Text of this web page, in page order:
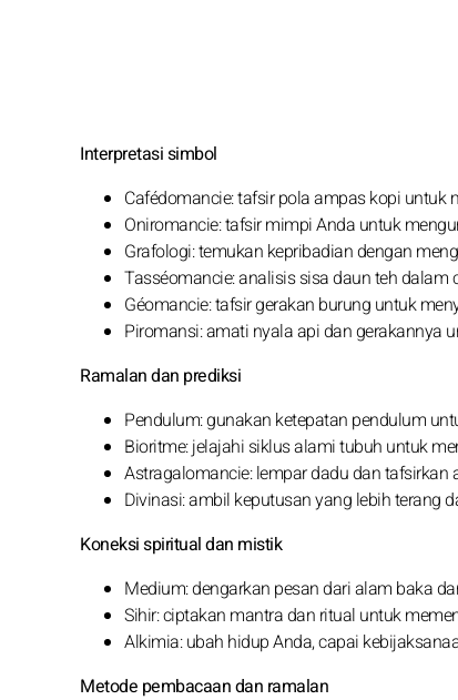
Interpretasi simbol
Cafédomancie: tafsir pola ampas kopi
Oniromancie: tafsir mimpi Anda untuk
Grafologi: temukan kepribadian dengan
Tasséomancie: analisis sisa daun teh
Géomancie: tafsir gerakan burung untuk
Piromansi: amati nyala api dan gerakannya
Ramalan dan prediksi
Pendulum: gunakan ketepatan pendulum
Bioritme: jelajahi siklus alami tubuh untuk
Astragalomancie: lempar dadu dan
Divinasi: ambil keputusan yang lebih terang
Koneksi spiritual dan mistik
Medium: dengarkan pesan dari alam baka
Sihir: ciptakan mantra dan ritual untuk
Alkimia: ubah hidup Anda, capai
Metode pembacaan dan ramalan